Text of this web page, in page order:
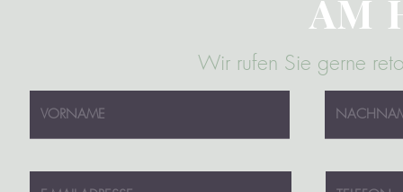
AM
Wir rufen Sie gerne